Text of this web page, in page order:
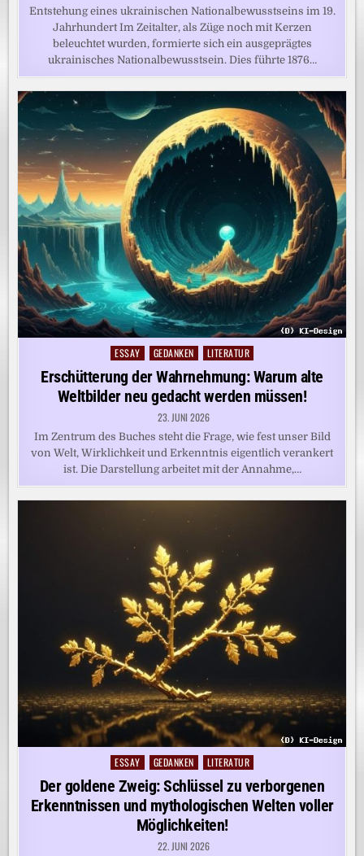
Entstehung eines ukrainischen Nationalbewusstseins im 19.
Jahrhundert Im Zeitalter, als Züge noch mit Kerzen
beleuchtet wurden, formierte sich ein ausgeprägtes
ukrainisches Nationalbewusstsein. Dies führte 1876…
Posted
ESSAY GEDANKEN LITERATUR
Erschütterung der Wahrnehmung: Warum alte
Weltbilder neu gedacht werden müssen!
23. JUNI 2026
Im Zentrum des Buches steht die Frage, wie fest unser Bild
von Welt, Wirklichkeit und Erkenntnis eigentlich verankert
ist. Die Darstellung arbeitet mit der Annahme,…
Posted
in
ESSAY GEDANKEN LITERATUR
Der goldene Zweig: Schlüssel zu verborgenen
Erkenntnissen und mythologischen Welten voller
Möglichkeiten!
22. JUNI 2026